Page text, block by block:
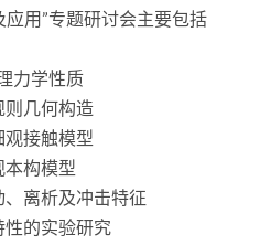
用”专题研讨会主要包括
力学性质
几何构造
接触模型
构模型
离析及冲击特征
的实验研究